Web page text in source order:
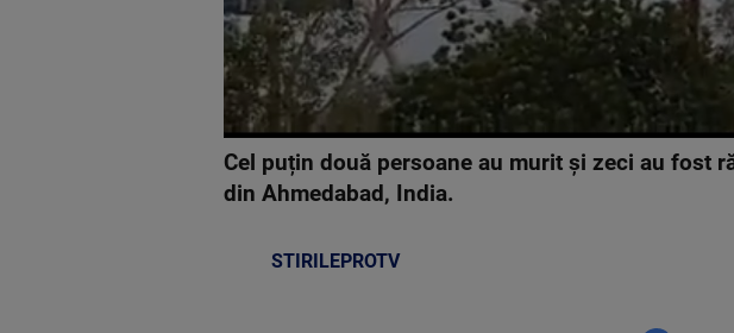
Cel puțin două persoane au murit și zeci au fost
din Ahmedabad, India.
STIRILEPROTV